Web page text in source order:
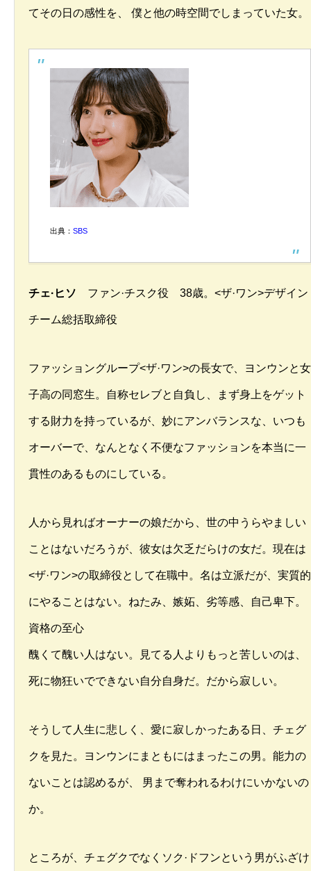
てその日の感性を、 僕と他の時空間でしまっていた女。
出典： SBS
チェ·ヒソ ファン·チスク役 38歳。<ザ·ワン>デザイン
チーム総括取締役
ファッショングループ<ザ·ワン>の長女で、ヨンウンと女
子高の同窓生。自称セレブと自負し、まず身上をゲット
する財力を持っているが、妙にアンバランスな、いつも
オーバーで、なんとなく不便なファッションを本当に一
貫性のあるものにしている。
人から見ればオーナーの娘だから、世の中うらやましい
ことはないだろうが、彼女は欠乏だらけの女だ。現在は
<ザ·ワン>の取締役として在職中。名は立派だが、実質的
にやることはない。ねたみ、嫉妬、劣等感、自己卑下。
資格の至心
醜くて醜い人はない。見てる人よりもっと苦しいのは、
死に物狂いでできない自分自身だ。だから寂しい。
そうして人生に悲しく、愛に寂しかったある日、チェグ
クを見た。ヨンウンにまともにはまったこの男。能力の
ないことは認めるが、 男まで奪われるわけにいかないの
か。
ところが、チェグクでなくソク·ドフンという男がふざけ